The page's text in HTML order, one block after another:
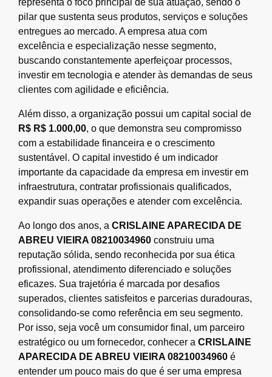
pilar que sustenta seus produtos, serviços e soluções
entregues ao mercado. A empresa atua com
excelência e especialização nesse segmento,
buscando constantemente aperfeiçoar processos,
investir em tecnologia e atender às demandas de seus
clientes com agilidade e eficiência.
Além disso, a organização possui um capital social de
R$ R$ 1.000,00, o que demonstra seu compromisso
com a estabilidade financeira e o crescimento
sustentável. O capital investido é um indicador
importante da capacidade da empresa em investir em
infraestrutura, contratar profissionais qualificados,
expandir suas operações e atender com excelência.
Ao longo dos anos, a CRISLAINE APARECIDA DE
ABREU VIEIRA 08210034960 construiu uma
reputação sólida, sendo reconhecida por sua ética
profissional, atendimento diferenciado e soluções
eficazes. Sua trajetória é marcada por desafios
superados, clientes satisfeitos e parcerias duradouras,
consolidando-se como referência em seu segmento.
Por isso, seja você um consumidor final, um parceiro
estratégico ou um fornecedor, conhecer a CRISLAINE
APARECIDA DE ABREU VIEIRA 08210034960 é
entender um pouco mais do que é ser uma empresa